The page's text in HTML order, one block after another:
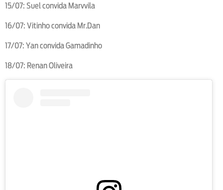
15/07: Suel convida Marvvila
16/07: Vitinho convida Mr.Dan
17/07: Yan convida Gamadinho
18/07: Renan Oliveira